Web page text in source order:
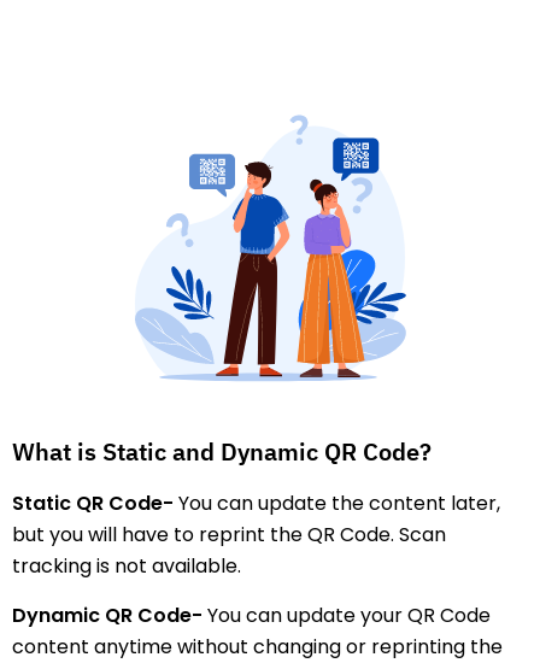
What is Static and Dynamic QR Code?
Static QR Code- You can update the content later,
but you will have to reprint the QR Code. Scan
tracking is not available.
Dynamic QR Code- You can update your QR Code
content anytime without changing or reprinting the